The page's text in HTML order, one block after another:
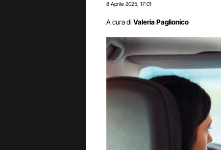
8 Aprile 2025 17:01
A cura di Valeria Paglionico